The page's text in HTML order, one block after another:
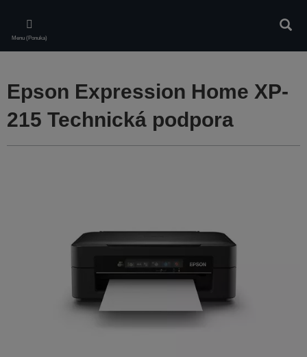
main
content
Menu (Ponuka)
Epson Expression Home XP-
215 Technická podpora